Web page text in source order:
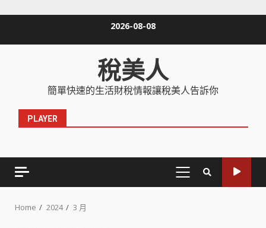
2026-08-08
稅美人
簡單快速的生活財稅情報讓稅美人告訴你
PLAYER
PRIMARY
Home 2024 3 月